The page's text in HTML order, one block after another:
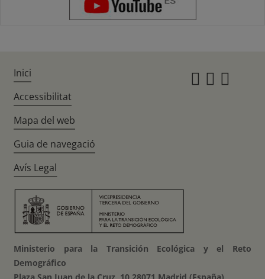
Inici
Accessibilitat
Mapa del web
Guia de navegació
Avís Legal
Ministerio para la Transición Ecológica y el Reto
Demográfico